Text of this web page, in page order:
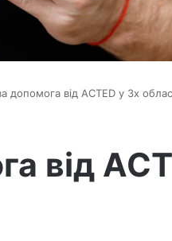
допомога від ACTED у 3х
від